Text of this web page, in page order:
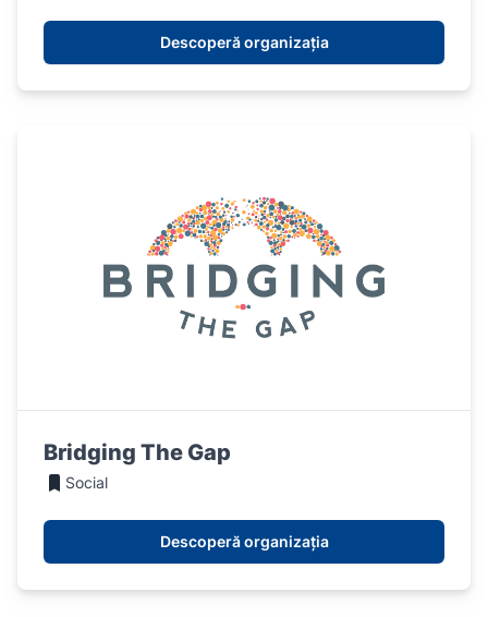
Descoperă organizația
Bridging The Gap
Social
Descoperă organizația